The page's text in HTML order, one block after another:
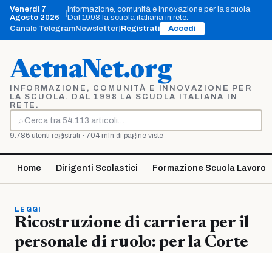
Vai
contenuto
Venerdì 7
Agosto 2026
Informazione, comunità e innovazione per la scuola.
Dal 1998 la scuola italiana in rete.
Canale TelegramNewsletter Registrati Accedi
AetnaNet.org
INFORMAZIONE, COMUNITÀ E INNOVAZIONE PER
LA SCUOLA. DAL 1998 LA SCUOLA ITALIANA IN
RETE.
⌕
Cerca
9.786 utenti registrati · 704 mln di pagine viste
Home Dirigenti Scolastici Formazione Scuola Lavoro
LEGGI
Ricostruzione di carriera per il
personale di ruolo: per la Corte